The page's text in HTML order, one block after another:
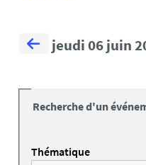
jeudi 06 juin
Recherche d'un
Thématique